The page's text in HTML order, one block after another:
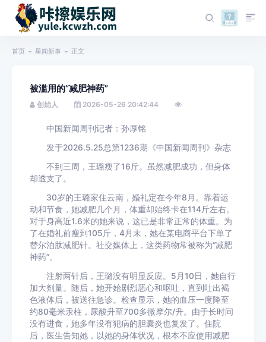
首页 星闻新事 正文
被滥用的“减肥神药”
创始人 2026-05-26 20:42:44
中国新闻周刊记者：孙厚铭
发于2026.5.25总第1236期《中国新闻周刊》杂志
不到三周，王璐瘦了16斤。虽然减肥成功，但身体
却透支了。
30岁的王璐家住云南，婚礼定在今年8月。靠着运
动和节食，她减肥几个月，体重却始终卡在114斤左右。
对于身高近1.6米的她来说，这已是非常正常的体重。为
了在婚礼前瘦到105斤，4月末，她在某电商平台下单了
替尔泊肽减肥针。社交媒体上，这类药物常被称为“减肥
神药”。
注射两针后，王璐没有明显反应。5月10日，她自行
加大剂量。随后，她开始剧烈恶心和呕吐，直到吐出褐
色液体后，被送往急诊。检查显示，她的血压一度降至
约80毫米汞柱，尿酸升至700多微摩尔/升。由于长时间
没有进食，她多年没有犯病的胆囊炎也复发了。住院
后，医生告知她，以她的身体状况，根本不应使用减肥